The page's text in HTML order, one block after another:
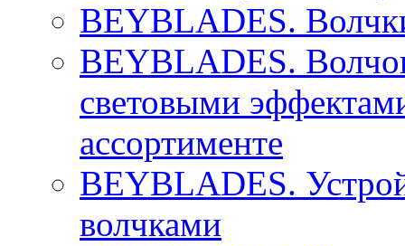
BEYBLADES.
BEYBLADES.
световыми
ассортименте
BEYBLADES.
волчками